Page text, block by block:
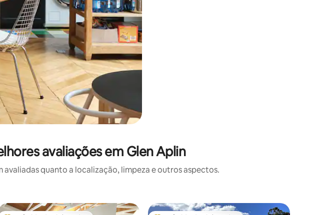
avaliações em Glen Aplin
quanto a localização, limpeza e outros aspectos.